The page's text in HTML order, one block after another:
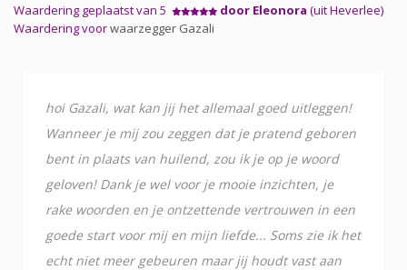
Waardering geplaatst van 5 door Eleonora (uit Heverlee)
Waardering voorwaarzegger Gazali
hoi Gazali, wat kan jij het allemaal goed uitleggen!
Wanneer je mij zou zeggen dat je pratend geboren
bent in plaats van huilend, zou ik je op je woord
geloven! Dank je wel voor je mooie inzichten, je
rake woorden en je ontzettende vertrouwen in een
goede start voor mij en mijn liefde... Soms zie ik het
echt niet meer gebeuren maar jij houdt vast aan